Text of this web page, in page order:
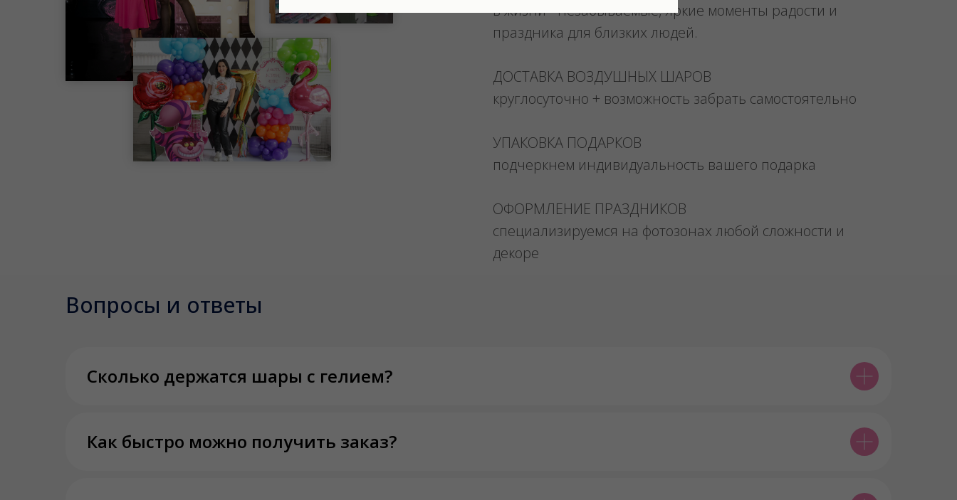
в жизни - незабываемые, яркие моменты радости и
праздника для близких людей.
ДОСТАВКА ВОЗДУШНЫХ ШАРОВ
круглосуточно + возможность забрать самостоятельно
УПАКОВКА ПОДАРКОВ
подчеркнем индивидуальность вашего подарка
ОФОРМЛЕНИЕ ПРАЗДНИКОВ
специализируемся на фотозонах любой сложности и
декоре
Вопросы и ответы
Сколько держатся шары с гелием?
Как быстро можно получить заказ?